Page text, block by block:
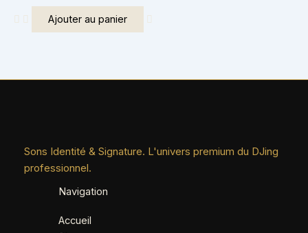
Ajouter au panier
Sons Identité & Signature. L'univers premium du DJing
professionnel.
Navigation
Accueil